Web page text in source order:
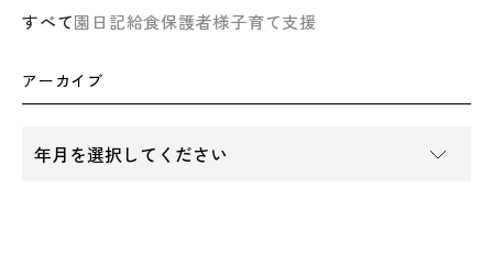
すべて園日記給食保護者様子育て支援
アーカイブ